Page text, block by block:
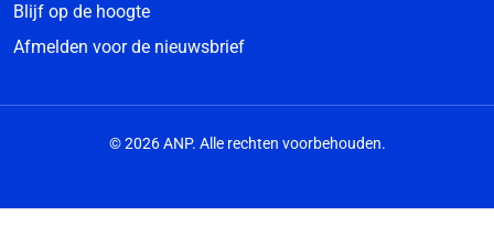
Blijf op de hoogte
Afmelden voor de nieuwsbrief
© 2026 ANP. Alle rechten voorbehouden.